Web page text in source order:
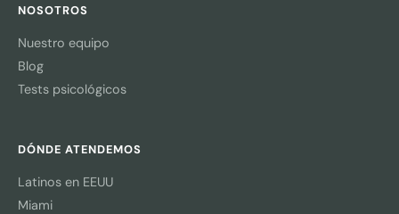
NOSOTROS
Nuestro equipo
Blog
Tests psicológicos
DÓNDE ATENDEMOS
Latinos en EEUU
Miami